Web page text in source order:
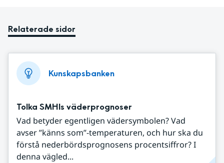
Relaterade sidor
Kunskapsbanken
Tolka SMHIs väderprognoser
Vad betyder egentligen vädersymbolen? Vad
avser ”känns som”-temperaturen, och hur ska du
förstå nederbördsprognosens procentsiffror? I
denna vägled...